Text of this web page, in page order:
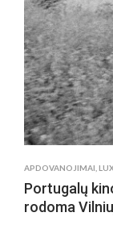
APDOVANOJIMAI,
Portugalų
rodoma